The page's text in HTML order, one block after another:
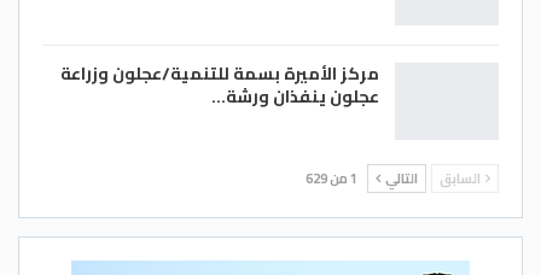
مركز الأميرة بسمة للتنمية/عجلون وزراعة
عجلون ينفذان ورشة…
السابق التالي 1 من 629